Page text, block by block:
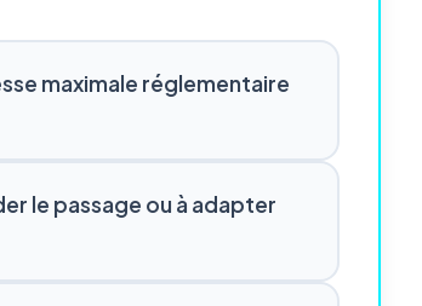
maximale réglementaire
le passage ou à adapter